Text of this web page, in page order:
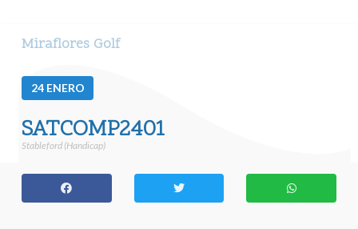
Miraflores Golf
24 ENERO
SATCOMP2401
Stableford (Handicap)